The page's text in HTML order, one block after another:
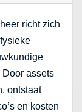
richt zich
assets
ontstaat
en kosten